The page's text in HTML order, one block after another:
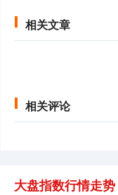
相关文章
相关评论
大盘指数行情走势